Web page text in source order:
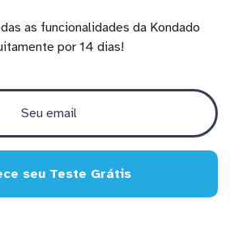
as funcionalidades da Kondado
por 14 dias!
seu Teste Grátis